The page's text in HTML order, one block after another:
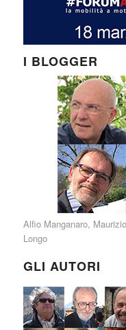
I BLOGGER
Alfio Manganaro,
Longo
GLI AUTORI